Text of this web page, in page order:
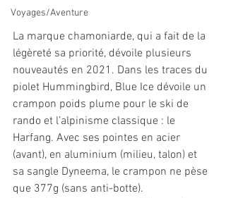
Voyages/Aventure
La marque chamoniarde, qui a fait de la
légèreté sa priorité, dévoile plusieurs
nouveautés en 2021. Dans les traces du
piolet Hummingbird, Blue Ice dévoile un
crampon poids plume pour le ski de
rando et l’alpinisme classique : le
Harfang. Avec ses pointes en acier
(avant), en aluminium (milieu, talon) et
sa sangle Dyneema, le crampon ne pèse
que 377g (sans anti-botte).